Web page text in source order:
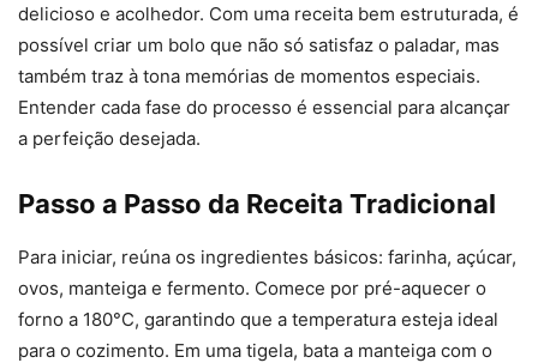
delicioso e acolhedor. Com uma receita bem estruturada, é
possível criar um bolo que não só satisfaz o paladar, mas
também traz à tona memórias de momentos especiais.
Entender cada fase do processo é essencial para alcançar
a perfeição desejada.
Passo a Passo da Receita Tradicional
Para iniciar, reúna os ingredientes básicos: farinha, açúcar,
ovos, manteiga e fermento. Comece por pré-aquecer o
forno a 180°C, garantindo que a temperatura esteja ideal
para o cozimento. Em uma tigela, bata a manteiga com o